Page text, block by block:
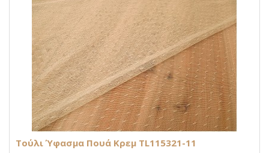
Τούλι Ύφασμα Πουά Κρεμ TL115321-11